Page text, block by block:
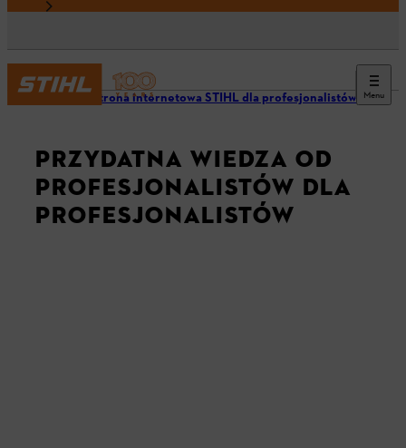
Menu
Nasza strona internetowa STIHL dla profesjonalistów
PRZYDATNA WIEDZA OD
PROFESJONALISTÓW DLA
PROFESJONALISTÓW